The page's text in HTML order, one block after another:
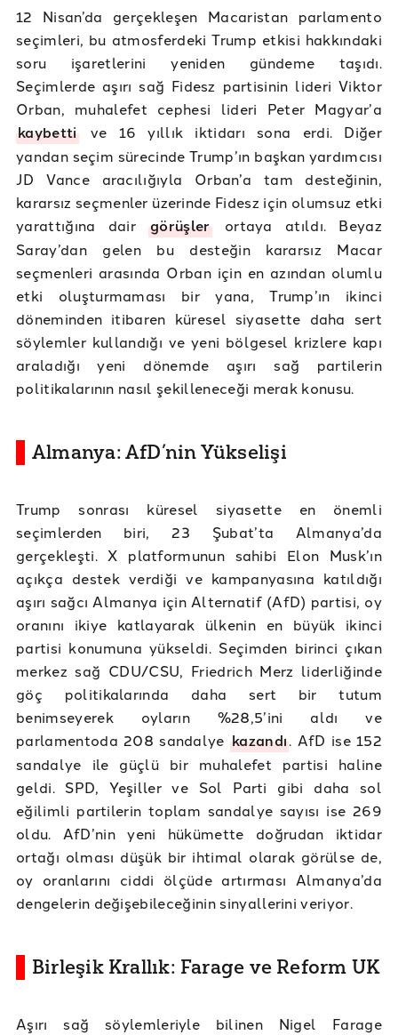
12 Nisan’da gerçekleşen Macaristan parlamento
seçimleri, bu atmosferdeki Trump etkisi hakkındaki
soru işaretlerini yeniden gündeme taşıdı.
Seçimlerde aşırı sağ Fidesz partisinin lideri Viktor
Orban, muhalefet cephesi lideri Peter Magyar’a
kaybettive 16 yıllık iktidarı sona erdi. Diğer
yandan seçim sürecinde Trump’ın başkan yardımcısı
JD Vance aracılığıyla Orban’a tam desteğinin,
kararsız seçmenler üzerinde Fidesz için olumsuz etki
yarattığına dairgörüşlerortaya atıldı. Beyaz
Saray’dan gelen bu desteğin kararsız Macar
seçmenleri arasında Orban için en azından olumlu
etki oluşturmaması bir yana, Trump’ın ikinci
döneminden itibaren küresel siyasette daha sert
söylemler kullandığı ve yeni bölgesel krizlere kapı
araladığı yeni dönemde aşırı sağ partilerin
politikalarının nasıl şekilleneceği merak konusu.
Almanya: AfD’nin Yükselişi
Trump sonrası küresel siyasette en önemli
seçimlerden biri, 23 Şubat’ta Almanya’da
gerçekleşti. X platformunun sahibi Elon Musk’ın
açıkça destek verdiği ve kampanyasına katıldığı
aşırı sağcı Almanya için Alternatif (AfD) partisi, oy
oranını ikiye katlayarak ülkenin en büyük ikinci
partisi konumuna yükseldi. Seçimden birinci çıkan
merkez sağ CDU/CSU, Friedrich Merz liderliğinde
göç politikalarında daha sert bir tutum
benimseyerek oyların %28,5’ini aldı ve
parlamentoda 208 sandalye kazandı. AfD ise 152
sandalye ile güçlü bir muhalefet partisi haline
geldi. SPD, Yeşiller ve Sol Parti gibi daha sol
eğilimli partilerin toplam sandalye sayısı ise 269
oldu. AfD’nin yeni hükümette doğrudan iktidar
ortağı olması düşük bir ihtimal olarak görülse de,
oy oranlarını ciddi ölçüde artırması Almanya’da
dengelerin değişebileceğinin sinyallerini veriyor.
Birleşik Krallık: Farage ve Reform UK
Aşırı sağ söylemleriyle bilinen Nigel Farage